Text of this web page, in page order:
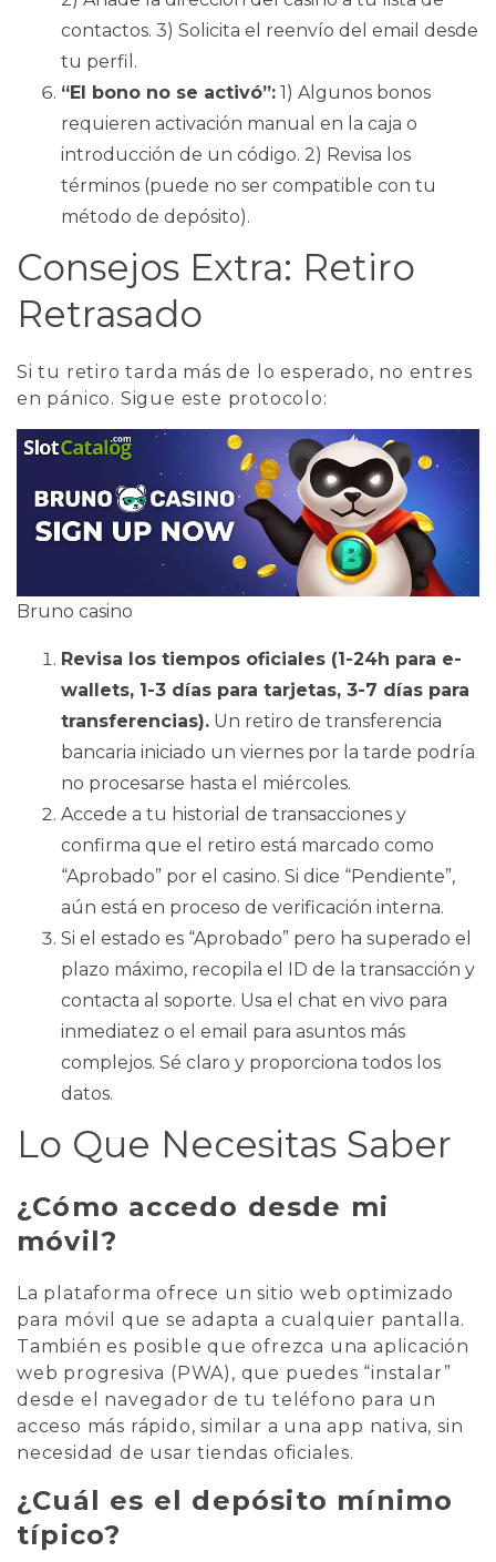
contactos. 3) Solicita el reenvío del email desde
tu perfil.
“El bono no se activó”: 1) Algunos bonos
requieren activación manual en la caja o
introducción de un código. 2) Revisa los
términos (puede no ser compatible con tu
método de depósito).
Consejos Extra: Retiro
Retrasado
Si tu retiro tarda más de lo esperado, no entres
en pánico. Sigue este protocolo:
Bruno casino
Revisa los tiempos oficiales (1-24h para e-
wallets, 1-3 días para tarjetas, 3-7 días para
transferencias). Un retiro de transferencia
bancaria iniciado un viernes por la tarde podría
no procesarse hasta el miércoles.
Accede a tu historial de transacciones y
confirma que el retiro está marcado como
“Aprobado” por el casino. Si dice “Pendiente”,
aún está en proceso de verificación interna.
Si el estado es “Aprobado” pero ha superado el
plazo máximo, recopila el ID de la transacción y
contacta al soporte. Usa el chat en vivo para
inmediatez o el email para asuntos más
complejos. Sé claro y proporciona todos los
datos.
Lo Que Necesitas Saber
¿Cómo accedo desde mi
móvil?
La plataforma ofrece un sitio web optimizado
para móvil que se adapta a cualquier pantalla.
También es posible que ofrezca una aplicación
web progresiva (PWA), que puedes “instalar”
desde el navegador de tu teléfono para un
acceso más rápido, similar a una app nativa, sin
necesidad de usar tiendas oficiales.
¿Cuál es el depósito mínimo
típico?